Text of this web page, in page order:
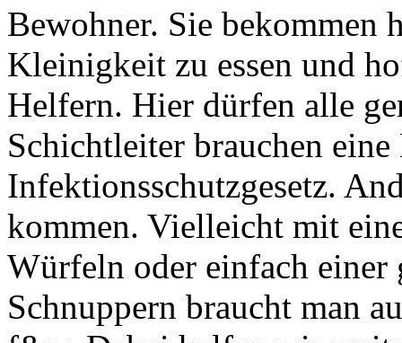
Bewohner. Sie bekommen
Kleinigkeit zu essen und
Helfern. Hier dürfen alle
Schichtleiter brauchen
Infektionsschutzgesetz.
kommen. Vielleicht mit
Würfeln oder einfach einer
Schnuppern braucht man